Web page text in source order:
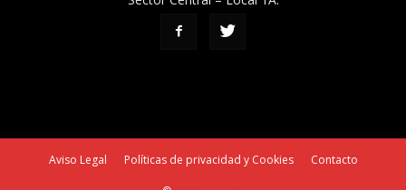
Aviso Legal Políticas de privacidad y Cookies Contacto